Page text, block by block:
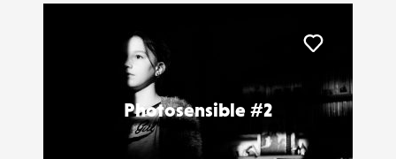
Photosensible #2